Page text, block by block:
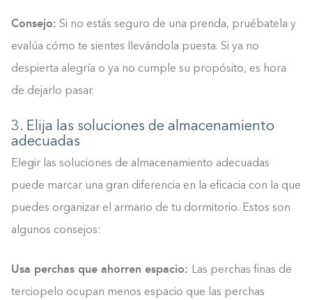
Consejo: Si no estás seguro de una prenda, pruébatela y
evalúa cómo te sientes llevándola puesta. Si ya no
despierta alegría o ya no cumple su propósito, es hora
de dejarlo pasar.
3. Elija las soluciones de almacenamiento
adecuadas
Elegir las soluciones de almacenamiento adecuadas
puede marcar una gran diferencia en la eficacia con la que
puedes organizar el armario de tu dormitorio. Estos son
algunos consejos:
Usa perchas que ahorren espacio: Las perchas finas de
terciopelo ocupan menos espacio que las perchas